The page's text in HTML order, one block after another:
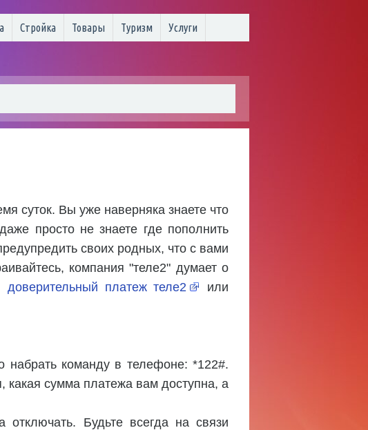
Стройка Товары Туризм Услуги
суток. Вы уже наверняка знаете что
просто не знаете где пополнить
своих родных, что с вами
компания "теле2" думает о
доверительный платеж теле2
или
набрать команду в телефоне: *122#.
сумма платежа вам доступна, а
Будьте всегда на связи